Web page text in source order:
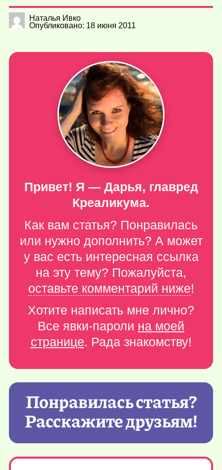
Наталья Ивко
Опубликовано: 18 июня 2011
Привет! Я — Дарья, главред
Креаликума.
Как вам статья? Понравилась
или нужно дополнить? А может
у вас есть интересная ссылка
на эту тему? Пожалуйста,
оставьте комментарий ниже!
Хотите написать мне лично?
Все явки-пароли на моей
странице. Рада знакомству!
Понравилась статья?
Расскажите друзьям!